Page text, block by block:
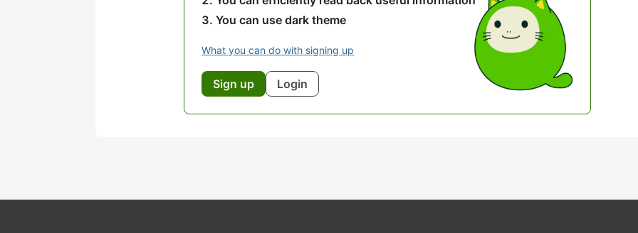
You can use dark theme
What you can do with signing up
Sign up Login